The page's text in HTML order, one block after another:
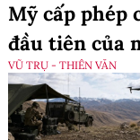
Mỹ cấp phép
đầu tiên của
VŨ TRỤ - THIÊN VĂN